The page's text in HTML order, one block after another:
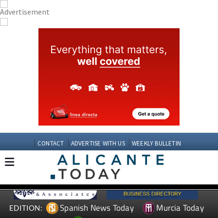
CONTACT ADVERTISE WITH US WEEKLY BULLETIN
EDITION: Spanish News Today
Murcia Today